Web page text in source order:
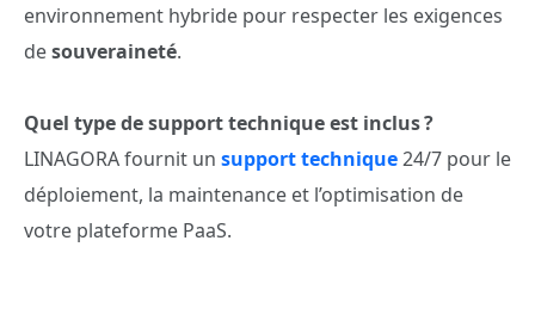
environnement hybride pour respecter les exigences
desouveraineté.
Quel type de support technique est inclus ?
LINAGORA fournit un support technique24/7 pour le
déploiement, la maintenance et l’optimisation de
votre plateforme PaaS.